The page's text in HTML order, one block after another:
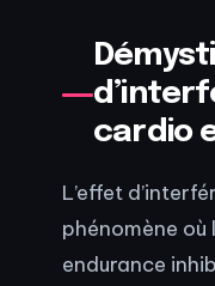
cardio
L’effet
phénomène où
endurance